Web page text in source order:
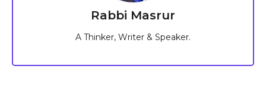
Rabbi Masrur
A Thinker, Writer & Speaker.